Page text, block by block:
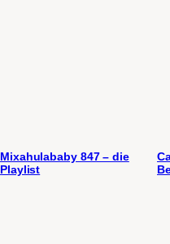
Mixahulababy 847 – die
Playlist